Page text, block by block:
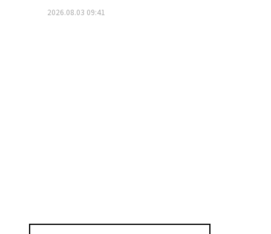
2026.08.03 09:41